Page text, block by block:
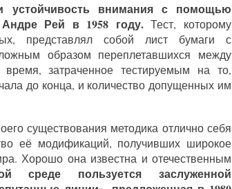
устойчивость внимания с помощью
Рей в 1958 году.Тест, которому
представлял собой лист бумаги с
образом переплетавшихся между
затраченное тестируемым на то,
до конца, и количество допущенных им
существования методика отлично себя
её модификаций, получивших широкое
Хорошо она известна и отечественным
среде пользуется заслуженной